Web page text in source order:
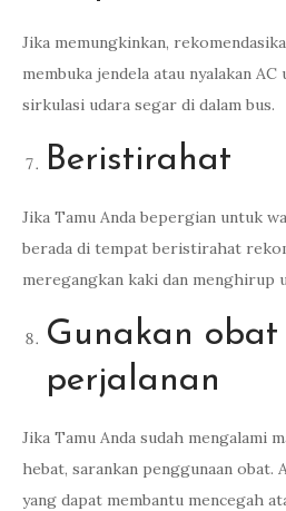
Jika memungkinkan,
membuka jendela atau nyalakan
sirkulasi udara segar di dalam bus.
Beristirahat
Jika Tamu Anda bepergian untuk
berada di tempat beristirahat
meregangkan kaki dan menghirup
Gunakan
perjalanan
Jika Tamu Anda sudah mengalami
hebat, sarankan penggunaan obat.
yang dapat membantu mencegah